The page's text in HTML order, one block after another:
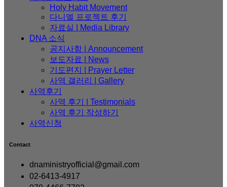
Holy Habit Movement
다니엘 프로젝트 후기
자료실 | Media Library
DNA 소식
공지사항 | Announcement
보도자료 | News
기도편지 | Prayer Letter
사역 갤러리 | Gallery
사역후기
사역 후기 | Testimonials
사역 후기 작성하기
사역신청
Contact
dnaministryofficial@gmail.com
02-6413-4917